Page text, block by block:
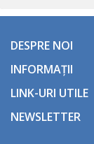
DESPRE NOI
INFORMAȚII
LINK-URI UTILE
NEWSLETTER